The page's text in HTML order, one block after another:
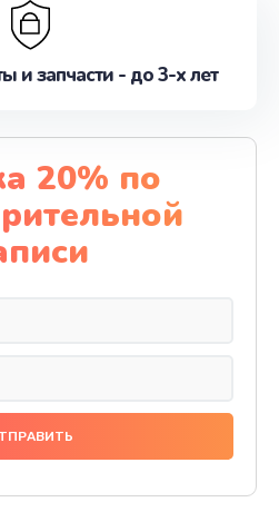
и запчасти - до 3-х лет
20% по